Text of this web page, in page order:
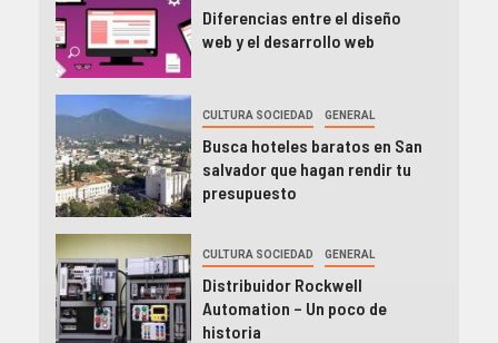
Diferencias entre el diseño
web y el desarrollo web
CULTURA SOCIEDAD GENERAL
Busca hoteles baratos en San
salvador que hagan rendir tu
presupuesto
CULTURA SOCIEDAD GENERAL
Distribuidor Rockwell
Automation – Un poco de
historia